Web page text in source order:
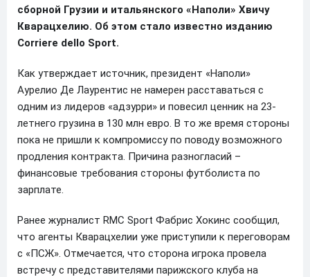
сборной Грузии и итальянского «Наполи» Хвичу
Кварацхелию. Об этом стало известно изданию
Corriere dello Sport.
Как утверждает источник, президент «Наполи»
Аурелио Де Лаурентис не намерен расставаться с
одним из лидеров «адзурри» и повесил ценник на 23-
летнего грузина в 130 млн евро. В то же время стороны
пока не пришли к компромиссу по поводу возможного
продления контракта. Причина разногласий –
финансовые требования стороны футболиста по
зарплате.
Ранее журналист RMC Sport Фабрис Хокинс сообщил,
что агенты Кварацхелии уже приступили к переговорам
с «ПСЖ». Отмечается, что сторона игрока провела
встречу с представителями парижского клуба на